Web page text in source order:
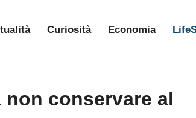
Curiosità Economia
conservare al